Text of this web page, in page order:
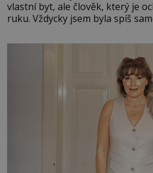
vlastní byt, ale člověk, který je
ruku. Vždycky jsem byla spíš
mi knihy, práce a hlavně klid.